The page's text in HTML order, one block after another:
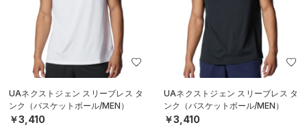
UAネクストジェン スリーブレス タ
ンク（バスケットボール/MEN）
￥3,410
UAネクストジェン スリーブレス タ
ンク（バスケットボール/MEN）
￥3,410